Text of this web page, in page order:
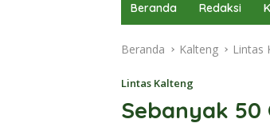
Beranda Redaksi
Beranda Kalteng Lintas
Lintas Kalteng
Sebanyak